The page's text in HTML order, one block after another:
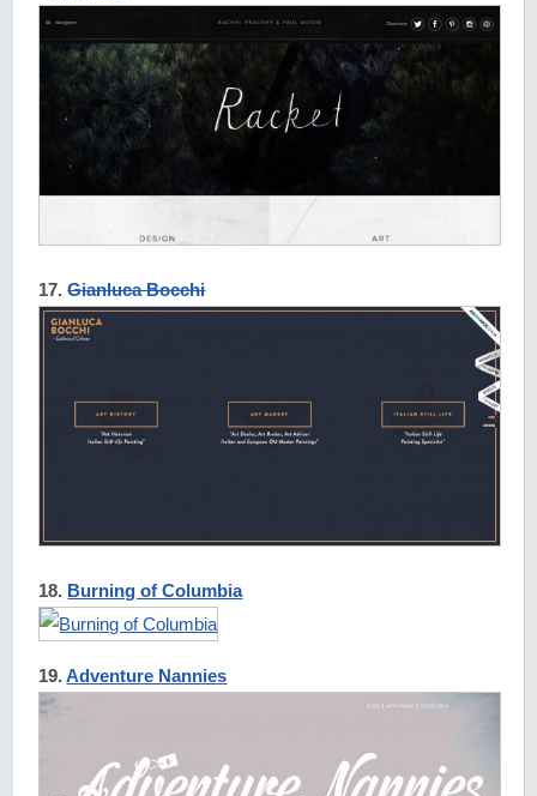
17.Gianluca Bocchi
18. Burning of Columbia
19.Adventure Nannies